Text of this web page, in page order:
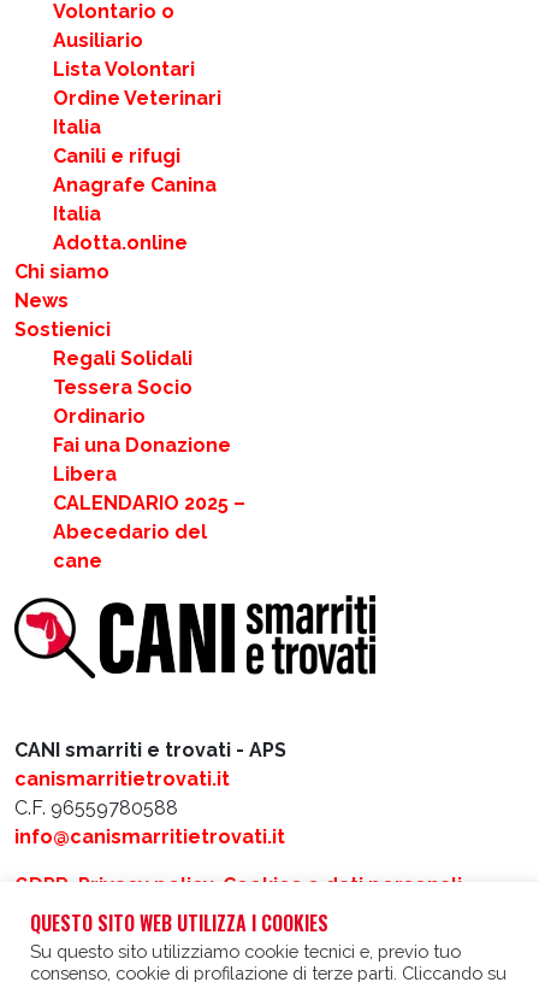
CANI smarriti e trovati - APS
canismarritietrovati.it
C.F. 96559780588
info@canismarritietrovati.it
GDPR, Privacy policy, Cookies e dati personali
Realizzato daIntergrafe Matacotti Design
Volontario o
Ausiliario
Lista Volontari
Ordine Veterinari
Italia
Canili e rifugi
Anagrafe Canina
Italia
Adotta.online
Chi siamo
News
Sostienici
Regali Solidali
Tessera Socio
Ordinario
Fai una Donazione
Libera
CALENDARIO 2025 –
Abecedario del
cane
QUESTO SITO WEB UTILIZZA I COOKIES
Su questo sito utilizziamo cookie tecnici e, previo tuo
consenso, cookie di profilazione di terze parti. Cliccando su